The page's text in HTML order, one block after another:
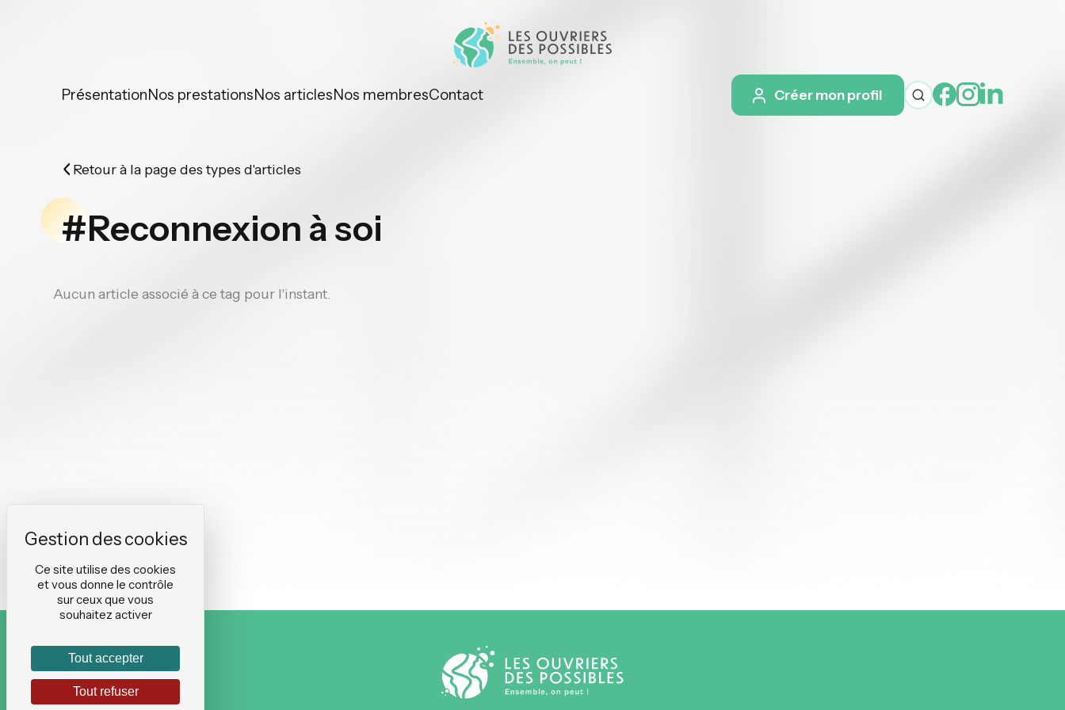
PrésentationNos prestationsNos articlesNos membresContact Créer mon profil
Retour à la page des types d'articles
#Reconnexion à soi
Aucun article associé à ce tag pour l'instant.
Ce site utilise des cookies
et vous donne le contrôle
sur ceux que vous
souhaitez activer
Tout accepter
Tout refuser